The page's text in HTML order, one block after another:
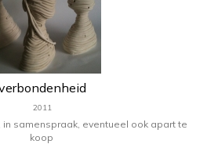
2011
samenspraak, eventueel ook apart te
koop